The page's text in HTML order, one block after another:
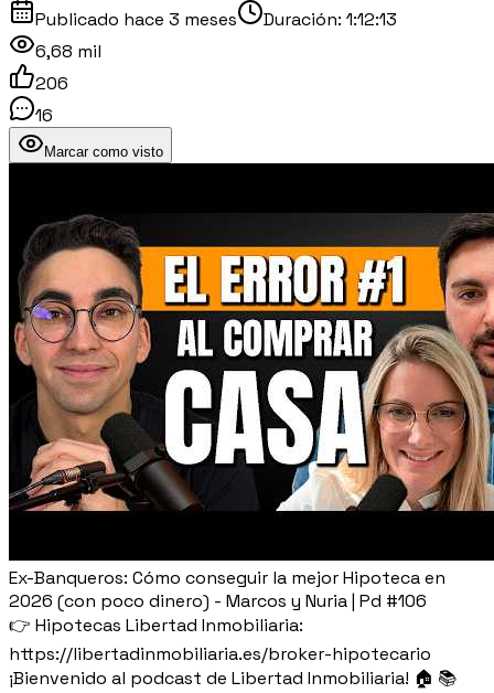
Publicado hace 3 meses Duración: 1:12:13
6,68 mil
206
16
Marcar como visto
Ex-Banqueros: Cómo conseguir la mejor Hipoteca en
2026 (con poco dinero) - Marcos y Nuria | Pd #106
👉 Hipotecas Libertad Inmobiliaria:
https://libertadinmobiliaria.es/broker-hipotecario
¡Bienvenido al podcast de Libertad Inmobiliaria! 🏠 📚